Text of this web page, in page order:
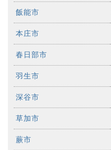
飯能市
本庄市
春日部市
羽生市
深谷市
草加市
蕨市